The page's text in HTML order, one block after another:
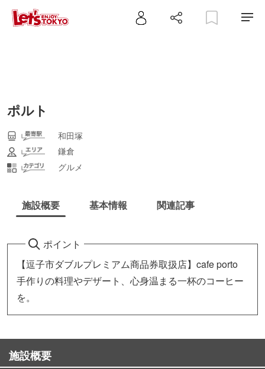
ポルト
和田塚
鎌倉
グルメ
施設概要 基本情報 関連記事
ポイント
【逗子市ダブルプレミアム商品券取扱店】cafe porto
手作りの料理やデザート、心身温まる一杯のコーヒー
を。
施設概要